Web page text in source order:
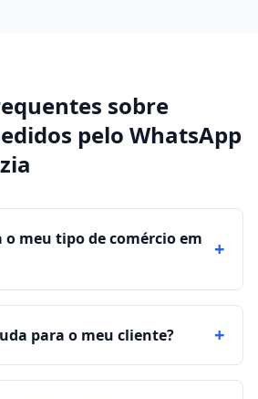
sobre
pelo WhatsApp
o meu tipo de comércio em
+
para o meu cliente? +